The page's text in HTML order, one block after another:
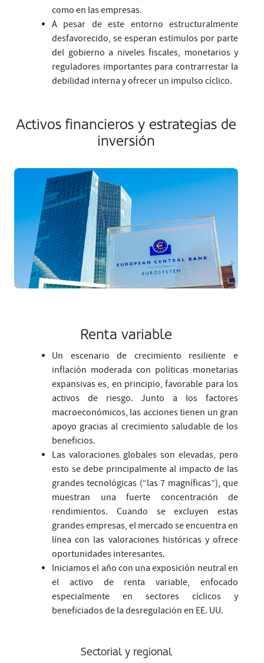
como en las empresas.
A pesar de este entorno estructuralmente
desfavorecido, se esperan estímulos por parte
del gobierno a niveles fiscales, monetarios y
reguladores importantes para contrarrestar la
debilidad interna y ofrecer un impulso cíclico.
Activos financieros y estrategias de
inversión
Renta variable
Un escenario de crecimiento resiliente e
inflación moderada con políticas monetarias
expansivas es, en principio, favorable para los
activos de riesgo. Junto a los factores
macroeconómicos, las acciones tienen un gran
apoyo gracias al crecimiento saludable de los
beneficios.
Las valoraciones globales son elevadas, pero
esto se debe principalmente al impacto de las
grandes tecnológicas (“las 7 magníficas”), que
muestran una fuerte concentración de
rendimientos. Cuando se excluyen estas
grandes empresas, el mercado se encuentra en
línea con las valoraciones históricas y ofrece
oportunidades interesantes.
Iniciamos el año con una exposición neutral en
el activo de renta variable, enfocado
especialmente en sectores cíclicos y
beneficiados de la desregulación en EE. UU.
Sectorial y regional